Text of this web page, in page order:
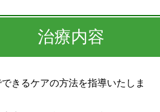
治療内容
きるケアの方法を指導いたしま